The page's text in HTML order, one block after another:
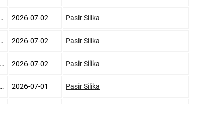
2026-07-02 Pasir Silika
2026-07-02 Pasir Silika
2026-07-02 Pasir Silika
2026-07-01 Pasir Silika